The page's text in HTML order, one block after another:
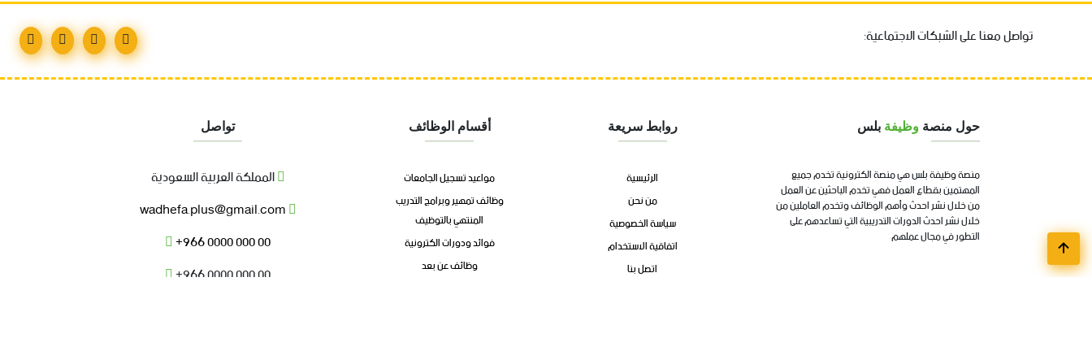
تواصل معنا على الشبكات الاجتماعية:
حول منصة وظيفة بلس
منصة وظيفة بلس هي منصة الكترونية تخدم جميع
المهتمين بقطاع العمل فهي تخدم الباحثين عن العمل
من خلال نشر احدث وأهم الوظائف وتخدم العاملين من
خلال نشر احدث الدورات التدريبية التي تساعدهم على
التطور في مجال عملهم
روابط سريعة
الرئيسية
من نحن
سياسة الخصوصية
اتفاقية الاستخدام
اتصل بنا
أقسام الوظائف
مواعيد تسجيل الجامعات
وظائف تمهير وبرامج التدريب
المنتهي بالتوظيف
فوائد ودورات الكترونية
وظائف عن بعد
تواصل
المملكة العربية السعودية
+966 0000 000 00
+966 0000 000 00